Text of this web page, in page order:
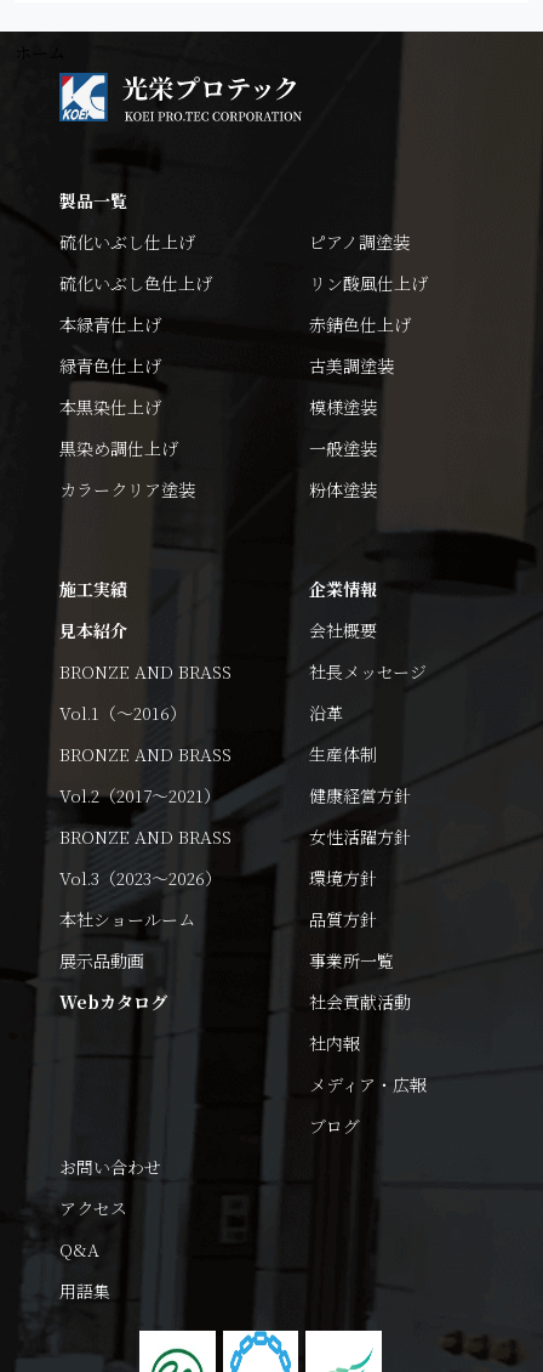
製品一覧
硫化いぶし仕上げ
硫化いぶし色仕上げ
本緑青仕上げ
緑青色仕上げ
本黒染仕上げ
黒染め調仕上げ
カラークリア塗装
ピアノ調塗装
リン酸風仕上げ
赤錆色仕上げ
古美調塗装
模様塗装
一般塗装
粉体塗装
施工実績
見本紹介
BRONZE AND BRASS
Vol.1（～2016）
BRONZE AND BRASS
Vol.2（2017～2021）
BRONZE AND BRASS
Vol.3（2023～2026）
本社ショールーム
展示品動画
Webカタログ
企業情報
会社概要
社長メッセージ
沿革
生産体制
健康経営方針
女性活躍方針
環境方針
品質方針
事業所一覧
社会貢献活動
社内報
メディア・広報
ブログ
お問い合わせ
アクセス
Q&A
用語集